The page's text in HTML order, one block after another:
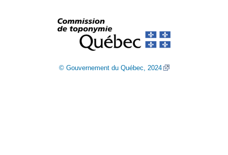
© Gouvernement du Québec, 2024